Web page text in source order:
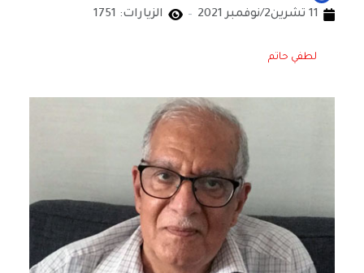
11 تشرين2/نوفمبر 2021
الزيارات: 1751
لطفي حاتم